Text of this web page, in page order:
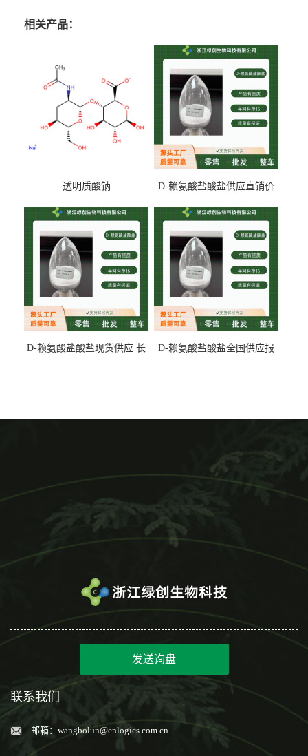
相关产品：
透明质酸钠
D-赖氨酸盐酸盐供应直销价
D-赖氨酸盐酸盐现货供应 长
D-赖氨酸盐酸盐全国供应报
发送询盘
联系我们
邮箱： wangbolun@enlogics.com.cn